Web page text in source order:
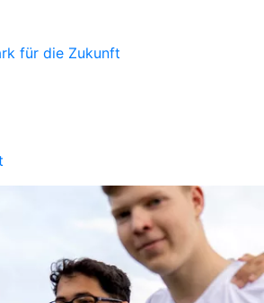
für die Zukunft